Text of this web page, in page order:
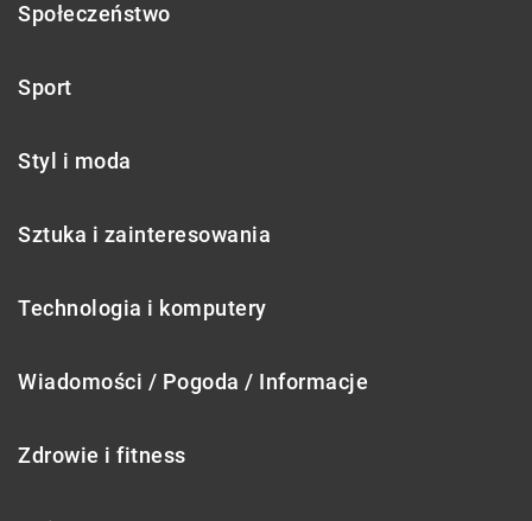
Społeczeństwo
Sport
Styl i moda
Sztuka i zainteresowania
Technologia i komputery
Wiadomości / Pogoda / Informacje
Zdrowie i fitness